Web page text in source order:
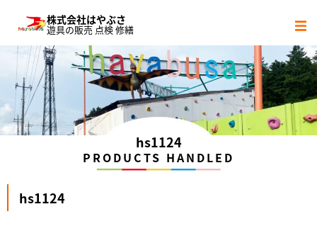
株式会社はやぶさ
遊具の販売 点検 修繕
サービス内容
社会貢献活動
会社概要
hs1124
PRODUCTS HANDLED
hs1124